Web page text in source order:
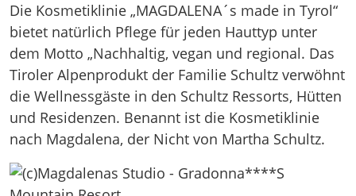
Die Kosmetiklinie „MAGDALENA´s made in Tyrol“
bietet natürlich Pflege für jeden Hauttyp unter
dem Motto „Nachhaltig, vegan und regional. Das
Tiroler Alpenprodukt der Familie Schultz verwöhnt
die Wellnessgäste in den Schultz Ressorts, Hütten
und Residenzen. Benannt ist die Kosmetiklinie
nach Magdalena, der Nicht von Martha Schultz.